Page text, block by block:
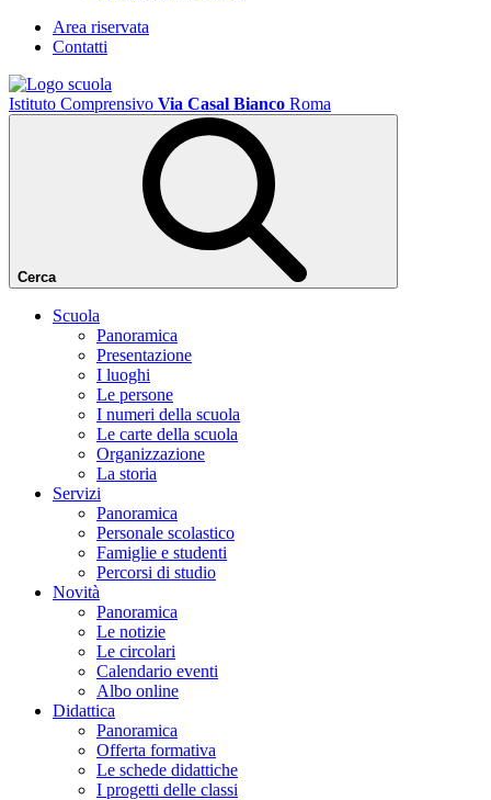
Area riservata
Contatti
Istituto Comprensivo Via Casal Bianco Roma
Cerca
Scuola
Panoramica
Presentazione
I luoghi
Le persone
I numeri della scuola
Le carte della scuola
Organizzazione
La storia
Servizi
Panoramica
Personale scolastico
Famiglie e studenti
Percorsi di studio
Novità
Panoramica
Le notizie
Le circolari
Calendario eventi
Albo online
Didattica
Panoramica
Offerta formativa
Le schede didattiche
I progetti delle classi